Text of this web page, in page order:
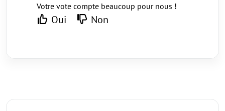
Votre vote compte beaucoup pour nous !
Oui Non